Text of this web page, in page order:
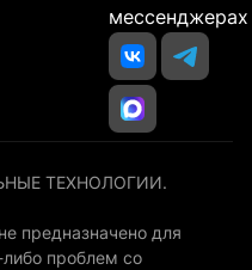
мессенджерах
ТЕХНОЛОГИИ.
предназначено для
либо проблем со